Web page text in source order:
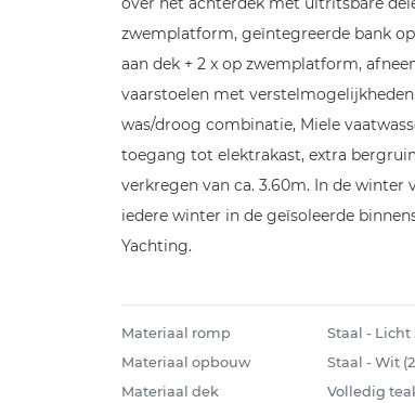
zwemplatform, geïntegreerde bank
aan dek + 2 x op zwemplatform,
vaarstoelen met
was/droog combinatie, Miele
toegang tot elektrakast, extra
verkregen van ca. 3.60m. In de
iedere winter in de geïsoleerde
Yachting.
Materiaal romp
Staal - Licht
Materiaal opbouw
Staal - Wit
Materiaal dek
Volledig